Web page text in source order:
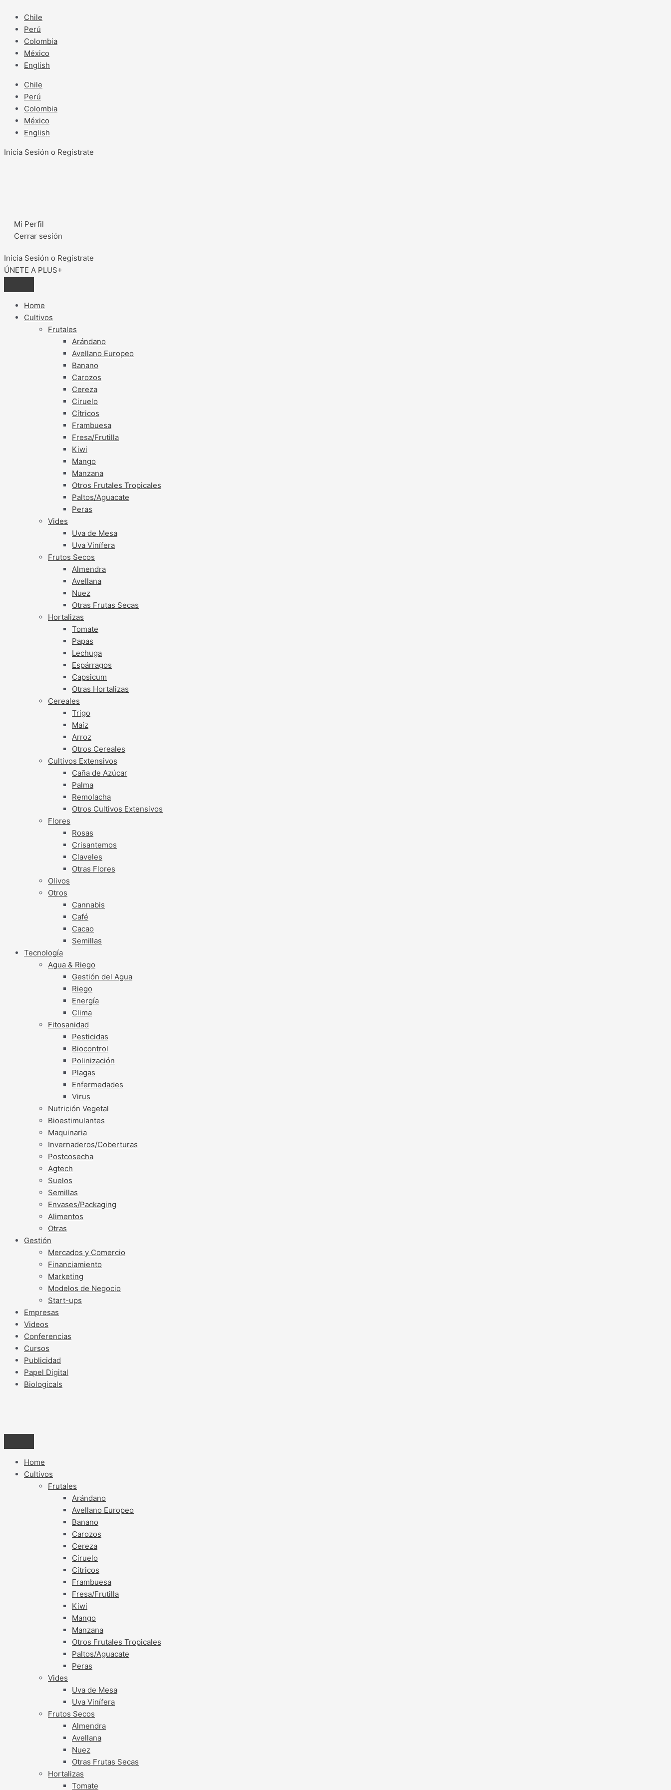
contenido
Chile
Perú
Colombia
México
English
Chile
Perú
Colombia
México
English
Inicia Sesión o Registrate
Mi Perfil
Cerrar sesión
Inicia Sesión o Registrate
ÚNETE A PLUS+
Home
Cultivos
Frutales
Arándano
Avellano Europeo
Banano
Carozos
Cereza
Ciruelo
Cítricos
Frambuesa
Fresa/Frutilla
Kiwi
Mango
Manzana
Otros Frutales Tropicales
Paltos/Aguacate
Peras
Vides
Uva de Mesa
Uva Vinífera
Frutos Secos
Almendra
Avellana
Nuez
Otras Frutas Secas
Hortalizas
Tomate
Papas
Lechuga
Espárragos
Capsicum
Otras Hortalizas
Cereales
Trigo
Maíz
Arroz
Otros Cereales
Cultivos Extensivos
Caña de Azúcar
Palma
Remolacha
Otros Cultivos Extensivos
Flores
Rosas
Crisantemos
Claveles
Otras Flores
Olivos
Otros
Cannabis
Café
Cacao
Semillas
Tecnología
Agua & Riego
Gestión del Agua
Riego
Energía
Clima
Fitosanidad
Pesticidas
Biocontrol
Polinización
Plagas
Enfermedades
Virus
Nutrición Vegetal
Bioestimulantes
Maquinaria
Invernaderos/Coberturas
Postcosecha
Agtech
Suelos
Semillas
Envases/Packaging
Alimentos
Otras
Gestión
Mercados y Comercio
Financiamiento
Marketing
Modelos de Negocio
Start-ups
Empresas
Videos
Conferencias
Cursos
Publicidad
Papel Digital
Biologicals
Home
Cultivos
Frutales
Arándano
Avellano Europeo
Banano
Carozos
Cereza
Ciruelo
Cítricos
Frambuesa
Fresa/Frutilla
Kiwi
Mango
Manzana
Otros Frutales Tropicales
Paltos/Aguacate
Peras
Vides
Uva de Mesa
Uva Vinífera
Frutos Secos
Almendra
Avellana
Nuez
Otras Frutas Secas
Hortalizas
Tomate